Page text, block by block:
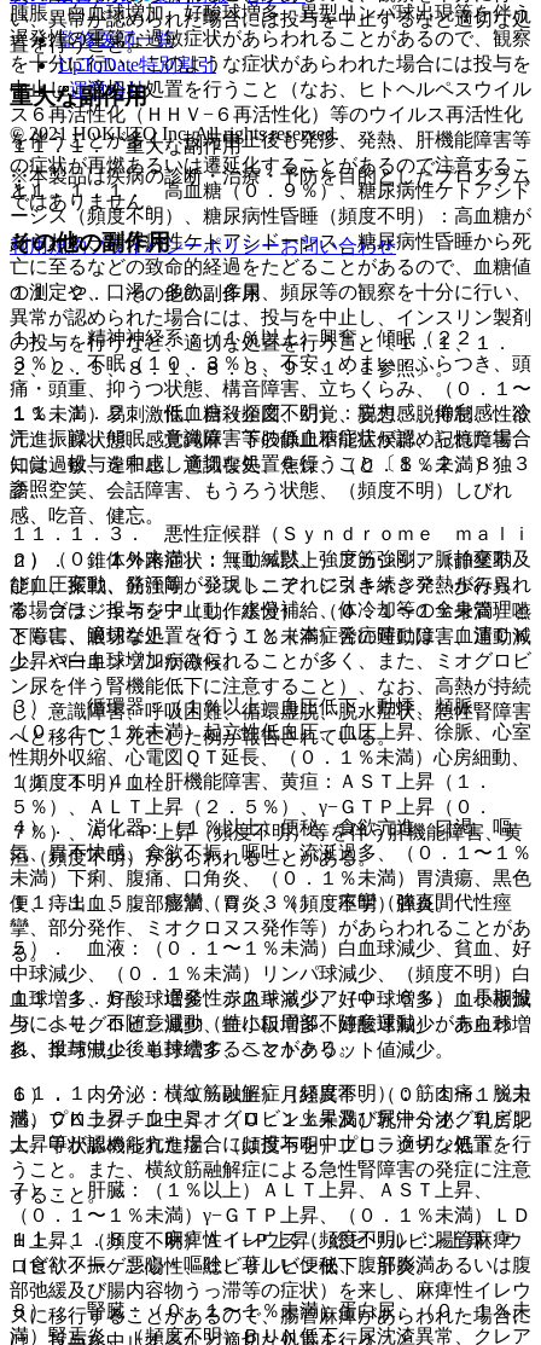
腫脹、白血球増加、好酸球増多、異型リンパ球出現等を伴う
遅発性の重篤な過敏症状があらわれることがあるので、観察
を十分に行い、このような症状があらわれた場合には投与を
中止し、適切な処置を行うこと（なお、ヒトヘルペスウイル
ス６再活性化（ＨＨＶ−６再活性化）等のウイルス再活性化
を伴うことが多く、投与中止後も発疹、発熱、肝機能障害等
の症状が再燃あるいは遷延化することがあるので注意するこ
と）。
その他の副作用
１１．２． その他の副作用
１）． 精神神経系：（１％以上）興奮、傾眠（２２．
３％）、不眠（１０．３％）、不安、めまい・ふらつき、頭
痛・頭重、抑うつ状態、構音障害、立ちくらみ、（０．１〜
１％未満）易刺激性、自殺企図、幻覚、妄想、脱抑制、性欲
亢進、躁状態、感覚鈍麻、下肢静止不能症候群、記憶障害、
知覚過敏、違和感、意識喪失、焦燥、（０．１％未満）独
語、空笑、会話障害、もうろう状態、（頻度不明）しびれ
感、吃音、健忘。
２）． 錐体外路症状：（１％以上）アカシジア（静坐不
能）、振戦、筋強剛、ジストニア、ジスキネジア、歩行異
常、ブラジキネジア（動作緩慢）、（０．１〜１％未満）嚥
下障害、眼球挙上、（０．１％未満）舌の運動障害、運動減
少、パーキンソン病徴候。
３）． 循環器：（１％以上）血圧低下、動悸、頻脈、
（０．１〜１％未満）起立性低血圧、血圧上昇、徐脈、心室
性期外収縮、心電図ＱＴ延長、（０．１％未満）心房細動、
（頻度不明）血栓。
４）． 消化器：（１％以上）便秘、食欲亢進、口渇、嘔
気、胃不快感、食欲不振、嘔吐、流涎過多、（０．１〜１％
未満）下痢、腹痛、口角炎、（０．１％未満）胃潰瘍、黒色
便、痔出血、腹部膨満、胃炎、（頻度不明）膵炎。
５）． 血液：（０．１〜１％未満）白血球減少、貧血、好
中球減少、（０．１％未満）リンパ球減少、（頻度不明）白
血球増多、好酸球増多、赤血球減少、好中球増多、血小板減
少、ヘモグロビン減少、血小板増多、好酸球減少、赤血球増
多、単球減少、単球増多、ヘマトクリット値減少。
６）． 内分泌：（１％以上）月経異常、（０．１〜１％未
満）プロラクチン上昇、（０．１％未満）乳汁分泌、乳房肥
大、甲状腺機能亢進症、（頻度不明）プロラクチン低下。
７）． 肝臓：（１％以上）ＡＬＴ上昇、ＡＳＴ上昇、
（０．１〜１％未満）γ−ＧＴＰ上昇、（０．１％未満）ＬＤ
Ｈ上昇、（頻度不明）Ａｌ−Ｐ上昇、総ビリルビン上昇、ウ
ロビリノーゲン陽性、総ビリルビン低下、肝炎。
８）． 腎臓：（０．１〜１％未満）蛋白尿、（０．１％未
満）腎盂炎、（頻度不明）ＢＵＮ低下、尿沈渣異常、クレア
い、異常が認められた場合には投与を中止するなど適切な処
置を行うこと。
重大な副作用
１１．１． 重大な副作用
１１．１．１． 高血糖（０．９％）、糖尿病性ケトアシド
ーシス（頻度不明）、糖尿病性昏睡（頻度不明）：高血糖が
あらわれ、糖尿病性ケトアシドーシス、糖尿病性昏睡から死
亡に至るなどの致命的経過をたどることがあるので、血糖値
の測定や、口渇、多飲、多尿、頻尿等の観察を十分に行い、
異常が認められた場合には、投与を中止し、インスリン製剤
の投与を行うなど、適切な処置を行うこと〔１．１、１．
２、２．５、８．１、８．３、９．１．１参照〕。
１１．１．２． 低血糖（頻度不明）：脱力感、倦怠感、冷
汗、振戦、傾眠、意識障害等の低血糖症状が認められた場合
には、投与を中止し適切な処置を行うこと〔８．２、８．３
参照〕。
１１．１．３． 悪性症候群（Ｓｙｎｄｒｏｍｅ ｍａｌｉ
ｎ）（０．１％未満）：無動緘黙、強度筋強剛、脈拍変動及
び血圧変動、発汗等が発現し、それに引き続き発熱がみられ
る場合は、投与を中止し、水分補給、体冷却等の全身管理と
ともに、適切な処置を行うこと（本症発症時には、血清ＣＫ
上昇や白血球増加がみられることが多く、また、ミオグロビ
ン尿を伴う腎機能低下に注意すること）、なお、高熱が持続
し、意識障害、呼吸困難、循環虚脱、脱水症状、急性腎障害
へと移行し、死亡した例が報告されている。
１１．１．４． 肝機能障害、黄疸：ＡＳＴ上昇（１．
５％）、ＡＬＴ上昇（２．５％）、γ−ＧＴＰ上昇（０．
７％）、Ａｌ−Ｐ上昇（頻度不明）等を伴う肝機能障害、黄
疸（頻度不明）があらわれることがある。
１１．１．５． 痙攣（０．３％）：痙攣（強直間代性痙
攣、部分発作、ミオクロヌス発作等）があらわれることがあ
る。
１１．１．６． 遅発性ジスキネジア（０．６％）：長期投
与により、不随意運動（特に口周部不随意運動）があらわ
れ、投与中止後も持続することがある。
１１．１．７． 横紋筋融解症（頻度不明）：筋肉痛、脱力
感、ＣＫ上昇、血中ミオグロビン上昇及び尿中ミオグロビン
上昇等が認められた場合には投与を中止し、適切な処置を行
うこと。また、横紋筋融解症による急性腎障害の発症に注意
すること。
１１．１．８． 麻痺性イレウス（頻度不明）：腸管麻痺
（食欲不振、悪心・嘔吐、著しい便秘、腹部膨満あるいは腹
部弛緩及び腸内容物うっ滞等の症状）を来し、麻痺性イレウ
スに移行することがあるので、腸管麻痺があらわれた場合に
監修医師一覧
UpToDate特別割引
運営会社
© 2021 HOKUTO Inc. All rights reserved.
※本製品は疾病の診断・治療・予防を目的としたプログラム
ではありません。
利用規約プライバシーポリシーお問い合わせ